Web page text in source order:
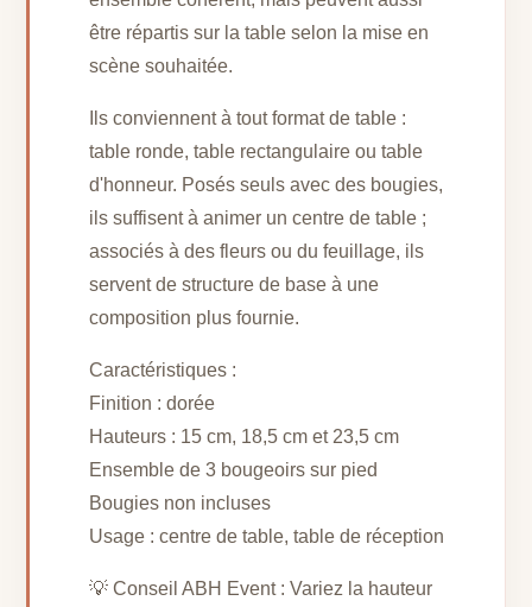
être répartis sur la table selon la mise en
scène souhaitée.
Ils conviennent à tout format de table :
table ronde, table rectangulaire ou table
d'honneur. Posés seuls avec des bougies,
ils suffisent à animer un centre de table ;
associés à des fleurs ou du feuillage, ils
servent de structure de base à une
composition plus fournie.
Caractéristiques :
Finition : dorée
Hauteurs : 15 cm, 18,5 cm et 23,5 cm
Ensemble de 3 bougeoirs sur pied
Bougies non incluses
Usage : centre de table, table de réception
💡 Conseil ABH Event : Variez la hauteur